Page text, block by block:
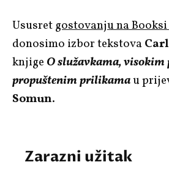
Ususretgostovanju na
donosimo izbor tekstova
knjige O služavkama, visokim
propuštenim prilikamau
Somun.
Zarazni užitak